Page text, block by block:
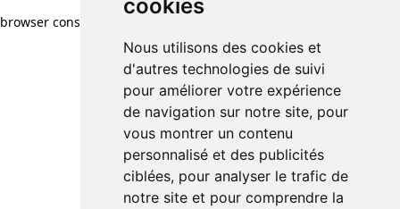
cookies
Nous utilisons des cookies et
d'autres technologies de suivi
pour améliorer votre expérience
de navigation sur notre site, pour
vous montrer un contenu
personnalisé et des publicités
ciblées, pour analyser le trafic de
notre site et pour comprendre la
browser console for more information)